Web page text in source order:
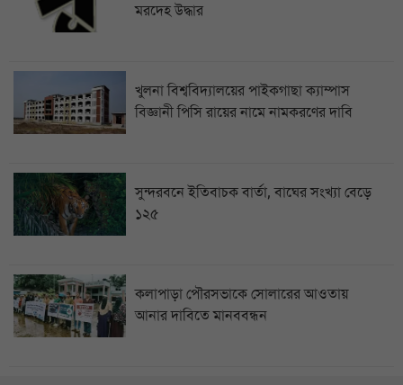
মরদেহ উদ্ধার
খুলনা বিশ্ববিদ্যালয়ের পাইকগাছা ক্যাম্পাস
বিজ্ঞানী পিসি রায়ের নামে নামকরণের দাবি
সুন্দরবনে ইতিবাচক বার্তা, বাঘের সংখ্যা বেড়ে
১২৫
কলাপাড়া পৌরসভাকে সোলারের আওতায়
আনার দাবিতে মানববন্ধন